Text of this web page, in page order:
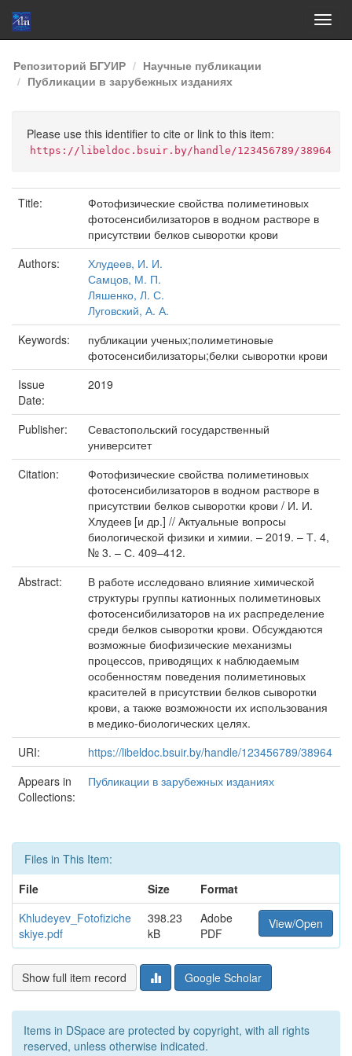
Skip
navigation
Репозиторий БГУИР
Научные публикации
Публикации в зарубежных изданиях
Please use this identifier to cite or link to this item:
https://libeldoc.bsuir.by/handle/123456789/38964
Title:
Фотофизические свойства полиметиновых
фотосенсибилизаторов в водном растворе в
присутствии белков сыворотки крови
Authors:
Хлудеев, И. И.
Самцов, М. П.
Ляшенко, Л. С.
Луговский, А. А.
Keywords:
публикации ученых;полиметиновые
фотосенсибилизаторы;белки сыворотки крови
Issue
Date:
2019
Publisher:
Севастопольский государственный
университет
Citation:
Фотофизические свойства полиметиновых
фотосенсибилизаторов в водном растворе в
присутствии белков сыворотки крови / И. И.
Хлудеев [и др.] // Актуальные вопросы
биологической физики и химии. – 2019. – Т. 4,
№ 3. – С. 409–412.
Abstract:
В работе исследовано влияние химической
структуры группы катионных полиметиновых
фотосенсибилизаторов на их распределение
среди белков сыворотки крови. Обсуждаются
возможные биофизические механизмы
процессов, приводящих к наблюдаемым
особенностям поведения полиметиновых
красителей в присутствии белков сыворотки
крови, а также возможности их использования
в медико-биологических целях.
URI:
https://libeldoc.bsuir.by/handle/123456789/38964
Appears in
Collections:
Публикации в зарубежных изданиях
Files in This Item:
File
Size
Format
Khludeyev_Fotofiziche
skiye.pdf
398.23
kB
Adobe
PDF
View/Open
Show full item record Google Scholar
Items in DSpace are protected by copyright, with all rights
reserved, unless otherwise indicated.